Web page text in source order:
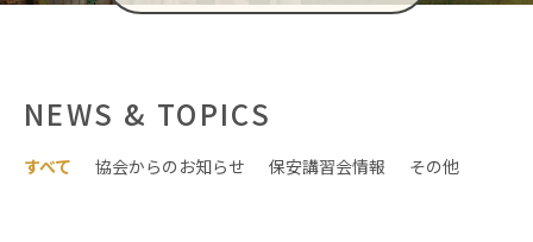
NEWS & TOPICS
すべて 協会からのお知らせ 保安講習会情報 その他